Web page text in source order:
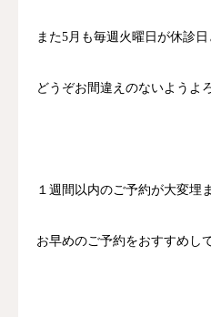
また5月も毎週火曜日が休診日
どうぞお間違えのないようよ
１週間以内のご予約が大変埋
お早めのご予約をおすすめし